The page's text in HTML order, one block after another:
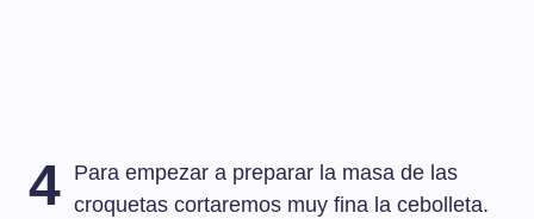
4 Para empezar a preparar la masa de las
croquetas cortaremos muy fina la cebolleta.